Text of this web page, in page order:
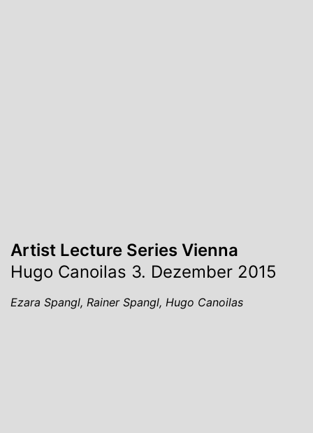
Artist Lecture Series Vienna
Hugo Canoilas 3. Dezember 2015
Ezara Spangl, Rainer Spangl, Hugo Canoilas